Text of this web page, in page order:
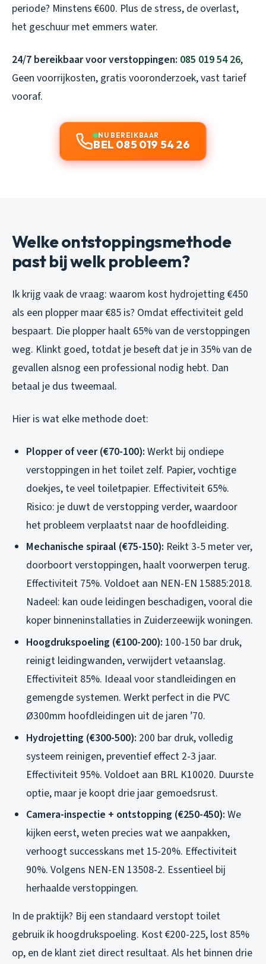
periode? Minstens €600. Plus de stress, de overlast,
het geschuur met emmers water.
24/7 bereikbaar voor verstoppingen: 085 019 54 26,
Geen voorrijkosten, gratis vooronderzoek, vast tarief
vooraf.
NU BEREIKBAAR
BEL 085 019 54 26
Welke ontstoppingsmethode
past bij welk probleem?
Ik krijg vaak de vraag: waarom kost hydrojetting €450
als een plopper maar €85 is? Omdat effectiviteit geld
bespaart. Die plopper haalt 65% van de verstoppingen
weg. Klinkt goed, totdat je beseft dat je in 35% van de
gevallen alsnog een professional nodig hebt. Dan
betaal je dus tweemaal.
Hier is wat elke methode doet:
Plopper of veer (€70-100): Werkt bij ondiepe
verstoppingen in het toilet zelf. Papier, vochtige
doekjes, te veel toiletpapier. Effectiviteit 65%.
Risico: je duwt de verstopping verder, waardoor
het probleem verplaatst naar de hoofdleiding.
Mechanische spiraal (€75-150): Reikt 3-5 meter ver,
doorboort verstoppingen, haalt voorwerpen terug.
Effectiviteit 75%. Voldoet aan NEN-EN 15885:2018.
Nadeel: kan oude leidingen beschadigen, vooral die
koper binneninstallaties in Zuiderzeewijk woningen.
Hoogdrukspoeling (€100-200): 100-150 bar druk,
reinigt leidingwanden, verwijdert vetaanslag.
Effectiviteit 85%. Ideaal voor standleidingen en
gemengde systemen. Werkt perfect in die PVC
Ø300mm hoofdleidingen uit de jaren ’70.
Hydrojetting (€300-500): 200 bar druk, volledig
systeem reinigen, preventief effect 2-3 jaar.
Effectiviteit 95%. Voldoet aan BRL K10020. Duurste
optie, maar je koopt drie jaar gemoedsrust.
Camera-inspectie + ontstopping (€250-450): We
kijken eerst, weten precies wat we aanpakken,
verhoogt successkans met 15-20%. Effectiviteit
90%. Volgens NEN-EN 13508-2. Essentieel bij
herhaalde verstoppingen.
In de praktijk? Bij een standaard verstopt toilet
gebruik ik hoogdrukspoeling. Kost €200-225, lost 85%
op, en de klant ziet direct resultaat. Als het binnen drie